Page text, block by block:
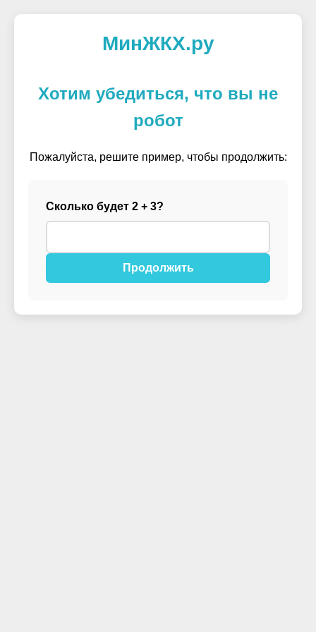
МинЖКХ.ру
Хотим убедиться, что вы не
робот
Пожалуйста, решите пример, чтобы продолжить:
Сколько будет 2 + 3?
Продолжить